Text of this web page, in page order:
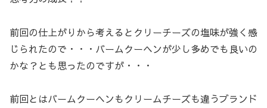
前回の仕上がりから考えるとクリーチーズの塩味が強く感
じられたので・・・バームクーヘンが少し多めでも良いの
かな？とも思ったのですが・・・
前回とはバームクーヘンもクリームチーズも違うブランド